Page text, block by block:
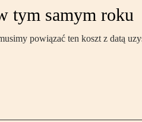
tym samym roku
powiązać ten koszt z datą